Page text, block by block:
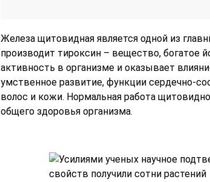
Железа щитовидная является одной из
производит тироксин – вещество, богатое
активность в организме и оказывает
умственное развитие, функции сердечно-
волос и кожи. Нормальная работа
общего здоровья организма.